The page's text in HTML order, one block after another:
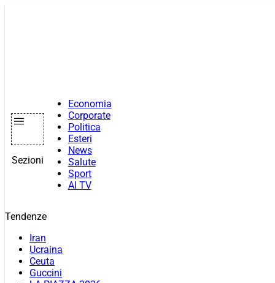
Sezioni
Economia
Corporate
Politica
Esteri
News
Salute
Sport
AI TV
Tendenze
Iran
Ucraina
Ceuta
Guccini